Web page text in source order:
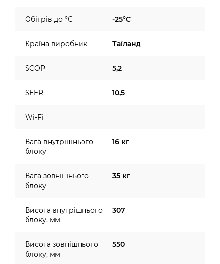
Обігрів до °C -25°C
Країна виробник Таїланд
SCOP 5,2
SEER 10,5
Wi-Fi
Вага внутрішнього
блоку
16 кг
Вага зовнішнього
блоку
35 кг
Висота внутрішнього
блоку, мм
307
Висота зовнішнього
блоку, мм
550